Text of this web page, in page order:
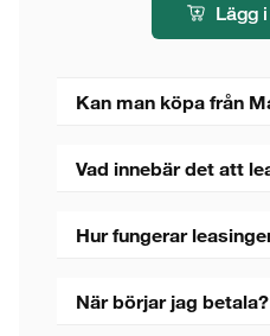
Lägg
Kan man köpa från
Vad innebär det att
Hur fungerar
När börjar jag betala?